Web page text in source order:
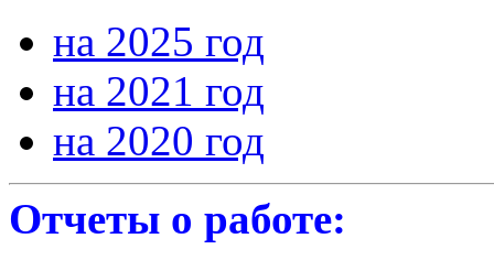
на 2025 год
на 2021 год
на 2020 год
Отчеты о работе: